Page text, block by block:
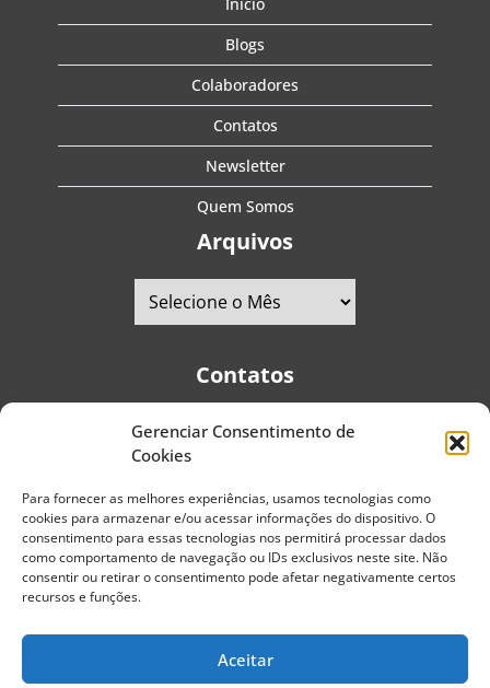
Gerenciar Consentimento de
Cookies
Para fornecer as melhores experiências, usamos tecnologias como
cookies para armazenar e/ou acessar informações do dispositivo. O
consentimento para essas tecnologias nos permitirá processar dados
como comportamento de navegação ou IDs exclusivos neste site. Não
consentir ou retirar o consentimento pode afetar negativamente certos
recursos e funções.
Aceitar
Blogs
Colaboradores
Contatos
Newsletter
Quem Somos
Arquivos
Contatos
Telefones:+55 (11) 2579-9697|+55 (11) 5587-4334
Guarani - CEP: 04310-060 - São Paulo | Brasil
E-mail:contato@portaldoenvelhecimento.com.br
Website:portaldoenvelhecimento.com.br